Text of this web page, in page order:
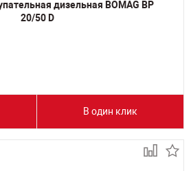
дизельная BOMAG BP
20/50 D
В один клик